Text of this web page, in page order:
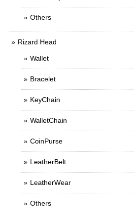
Others
Rizard Head
Wallet
Bracelet
KeyChain
WalletChain
CoinPurse
LeatherBelt
LeatherWear
Others